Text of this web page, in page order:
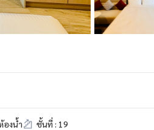
องน้ำ ชั้นที่ : 19